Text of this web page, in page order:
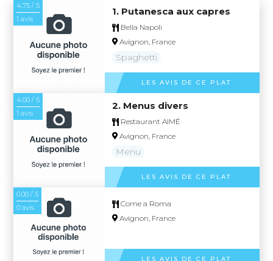
4.75 / 5
1 avis
1. Putanesca aux capres
Bella Napoli
Avignon, France
Spaghetti
LES AVIS DE CE PLAT
4.00 / 5
1 avis
2. Menus divers
Restaurant AIMÉ
Avignon, France
Menu
LES AVIS DE CE PLAT
0.00 / 5
0 avis
Come a Roma
Avignon, France
LES AVIS DE CE PLAT